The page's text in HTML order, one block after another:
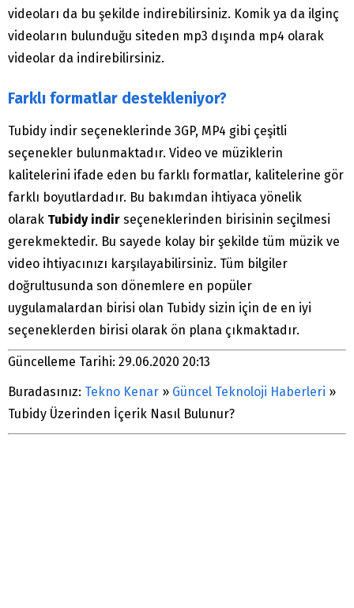
videoları da bu şekilde indirebilirsiniz. Komik ya da ilginç
videoların bulunduğu siteden mp3 dışında mp4 olarak
videolar da indirebilirsiniz.
Farklı formatlar destekleniyor?
Tubidy indir seçeneklerinde 3GP, MP4 gibi çeşitli
seçenekler bulunmaktadır. Video ve müziklerin
kalitelerini ifade eden bu farklı formatlar, kalitelerine gör
farklı boyutlardadır. Bu bakımdan ihtiyaca yönelik
olarak Tubidy indir seçeneklerinden birisinin seçilmesi
gerekmektedir. Bu sayede kolay bir şekilde tüm müzik ve
video ihtiyacınızı karşılayabilirsiniz. Tüm bilgiler
doğrultusunda son dönemlere en popüler
uygulamalardan birisi olan Tubidy sizin için de en iyi
seçeneklerden birisi olarak ön plana çıkmaktadır.
Güncelleme Tarihi: 29.06.2020 20:13
Buradasınız: Tekno Kenar » Güncel Teknoloji Haberleri »
Tubidy Üzerinden İçerik Nasıl Bulunur?